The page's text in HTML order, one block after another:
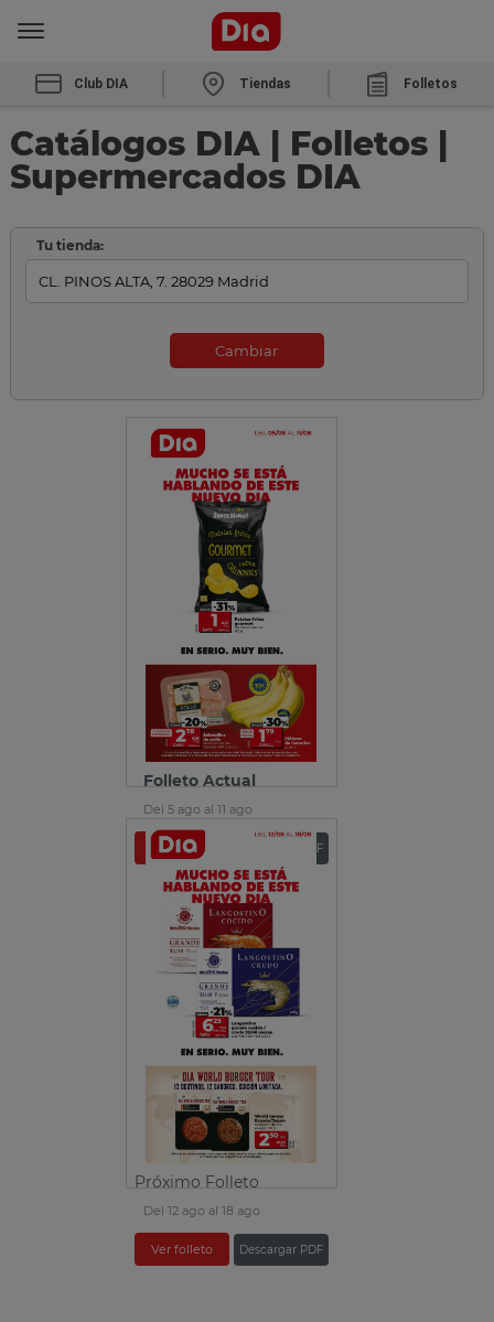
Club DIA Tiendas Folletos
Catálogos DIA | Folletos |
Supermercados DIA
Tu tienda:
Cambiar
Folleto Actual
Del 5 ago al 11 ago
Ver folleto Descargar PDF
Próximo Folleto
Del 12 ago al 18 ago
Ver folleto Descargar PDF